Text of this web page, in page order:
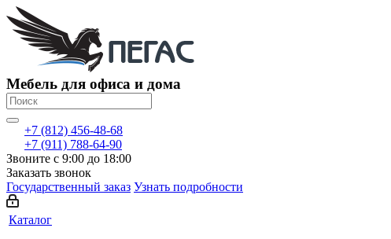
Мебель для офиса и дома
+7 (812) 456-48-68
+7 (911) 788-64-90
Звоните с 9:00 до 18:00
Заказать звонок
Государственный заказ Узнать подробности
Каталог